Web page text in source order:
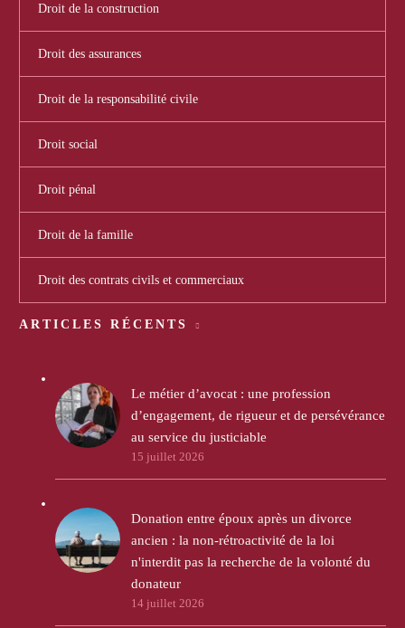
Droit de la construction
Droit des assurances
Droit de la responsabilité civile
Droit social
Droit pénal
Droit de la famille
Droit des contrats civils et commerciaux
ARTICLES RÉCENTS
Le métier d’avocat : une profession
d’engagement, de rigueur et de persévérance
au service du justiciable
15 juillet 2026
Donation entre époux après un divorce
ancien : la non-rétroactivité de la loi
n'interdit pas la recherche de la volonté du
donateur
14 juillet 2026